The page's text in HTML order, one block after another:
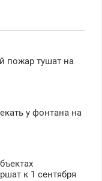
пожар тушат на
у фонтана на
к 1 сентября